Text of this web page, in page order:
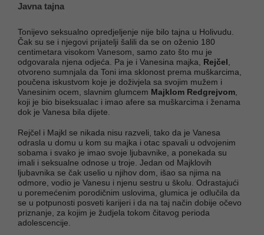
Javna tajna
Tonijevo seksualno opredjeljenje nije bilo tajna u Holivudu.
Čak su se i njegovi prijatelji šalili da se on oženio 180
centimetara visokom Vanesom, samo zato što mu je
odgovarala njena odjeća. Pa je i Vanesina majka, Rejčel,
otvoreno sumnjala da Toni ima sklonost prema muškarcima,
poučena iskustvom koje je doživjela sa svojim mužem i
Vanesinim ocem, slavnim glumcem Majklom Redgrejvom,
koji je bio biseksualac i imao afere sa muškarcima i ženama
dok je Vanesa bila dijete.
Rejčel i Majkl se nikada nisu razveli, tako da je Vanesa
odrasla u domu u kom su majka i otac spavali u odvojenim
sobama i svako je imao svoje ljubavnike, a ponekada su
imali i seksualne odnose u troje. Jedan od Majklovih
ljubavnika se čak uselio u njihov dom, išao sa njima na
odmore, vodio je Vanesu i njenu sestru u školu. Odrastajući
u poremećenim porodičnim uslovima, glumica je odlučila da
se u potpunosti posveti karijeri i da na taj način dobije očevo
priznanje, za kojim je žudjela tokom čitavog perioda
adolescencije.